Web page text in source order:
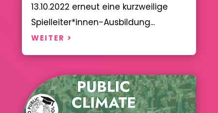
13.10.2022 erneut eine kurzweilige
Spielleiter*innen-Ausbildung...
WEITER >